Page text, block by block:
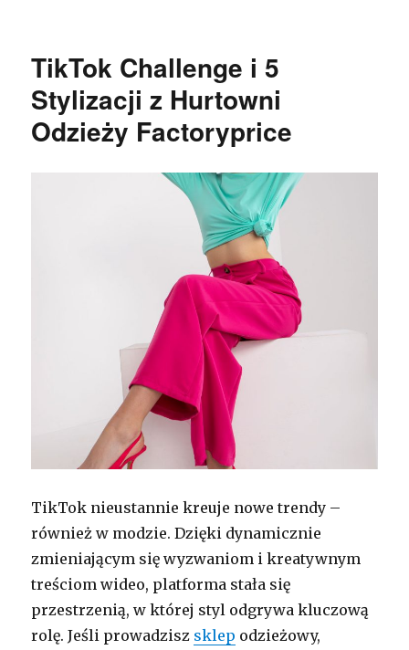
TikTok Challenge i 5
Stylizacji z Hurtowni
Odzieży Factoryprice
TikTok nieustannie kreuje nowe trendy –
również w modzie. Dzięki dynamicznie
zmieniającym się wyzwaniom i kreatywnym
treściom wideo, platforma stała się
przestrzenią, w której styl odgrywa kluczową
rolę. Jeśli prowadzisz sklep odzieżowy,